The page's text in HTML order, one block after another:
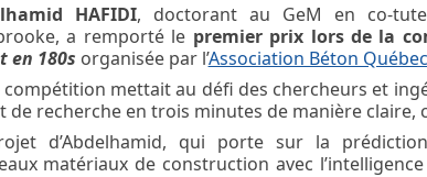
HAFIDI, doctorant au GeM en co-
a remporté le premier prix lors de la
en 180s organisée par l’Association Béton Québec
compétition mettait au défi des chercheurs et
de recherche en trois minutes de manière claire,
d’Abdelhamid, qui porte sur la
matériaux de construction avec